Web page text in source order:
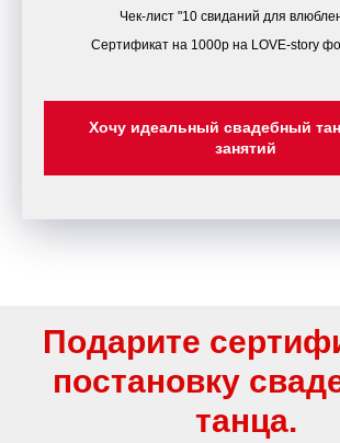
Чек-лист "10 свиданий для
Сертификат на 1000р на LOVE-story
Хочу идеальный свадебный
занятий
Подарите
постановку
танца.